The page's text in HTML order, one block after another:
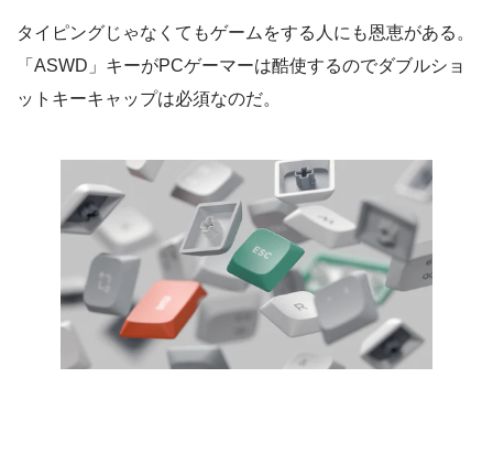
タイピングじゃなくてもゲームをする人にも恩恵がある。
「ASWD」キーがPCゲーマーは酷使するのでダブルショ
ットキーキャップは必須なのだ。